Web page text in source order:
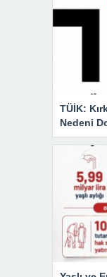
TÜİK:
Nedeni